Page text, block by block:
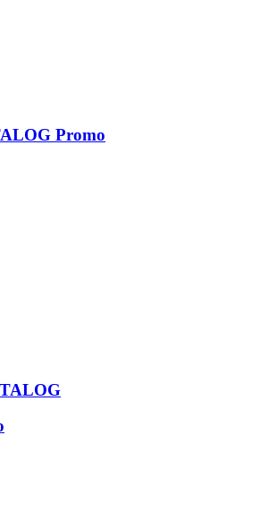
Promo